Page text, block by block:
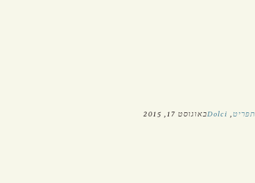
תפריט ,
Dolciבאוגוסט 17, 2015